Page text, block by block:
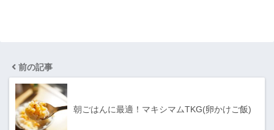
前の記事
朝ごはんに最適！マキシマムTKG(卵かけご飯)